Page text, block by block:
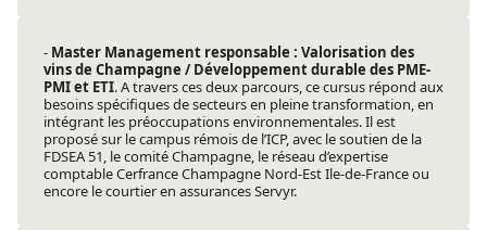
- Master Management responsable : Valorisation des
vins de Champagne / Développement durable des PME-
PMI et ETI. A travers ces deux parcours, ce cursus répond aux
besoins spécifiques de secteurs en pleine transformation, en
intégrant les préoccupations environnementales. Il est
proposé sur le campus rémois de l’ICP, avec le soutien de la
FDSEA 51, le comité Champagne, le réseau d’expertise
comptable Cerfrance Champagne Nord-Est Ile-de-France ou
encore le courtier en assurances Servyr.